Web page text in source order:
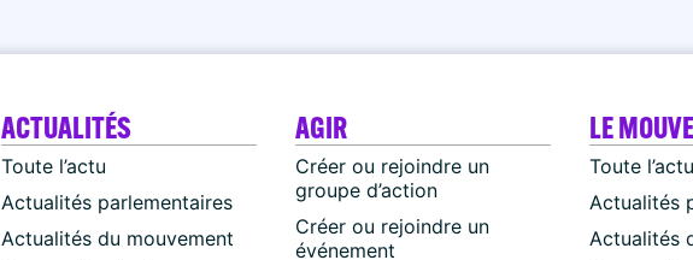
ACTUALITÉS
Toute l’actu
Actualités parlementaires
Actualités du mouvement
AGIR
Créer ou rejoindre un
groupe d’action
Créer ou rejoindre un
événement
LE
Toute l’actu
Actualités
Actualités